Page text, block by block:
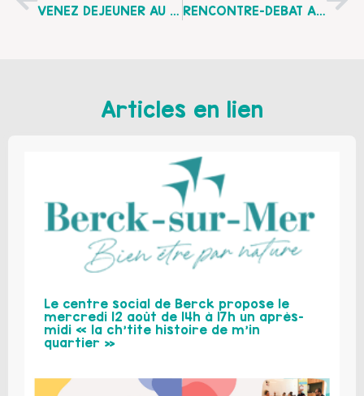
VENEZ DEJEUNER AU CH’TIO RESTO POUR SOUTENIR UN PROJET VACANCES FAMILLES, Le Mardi 27 Mars 2012 À Sains-En-Gohelle RENCONTRE-DEBAT A HARNES "Famille-Ecole : Des Relations À Construire Pour Nos Enfants", Le Mardi 22 Mai 2012
Articles en lien
Le centre social de Berck propose le
mercredi 12 août de 14h à 17h un après-
midi « la ch’tite histoire de m’in
quartier »